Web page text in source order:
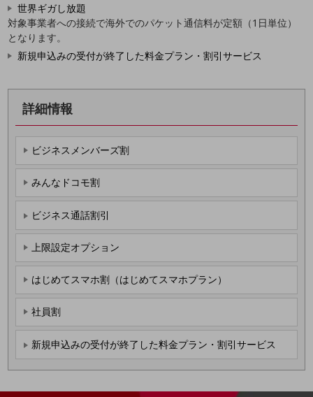
モバイル・音声
バックオフィス
セキュリティ
その他のお悩みはこちら
業界から見つけるTOP
製造業
小売・卸売業
運輸業
建設業
地域産業
その他の業界はこちら
ゲーム感覚で見つける
ビジネスお悩み診断
NTTドコモビジネス
オンラインショップ
世界ギガし放題
対象事業者への接続で海外でのパケット通信料が定額（1日単位）
となります。
新規申込みの受付が終了した料金プラン・割引サービス
詳細情報
ビジネスメンバーズ割
みんなドコモ割
ビジネス通話割引
上限設定オプション
はじめてスマホ割（はじめてスマホプラン）
社員割
新規申込みの受付が終了した料金プラン・割引サービス